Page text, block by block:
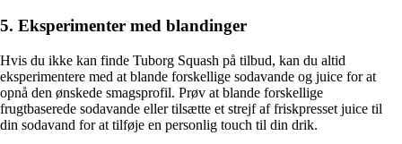
5. Eksperimenter med blandinger
Hvis du ikke kan finde Tuborg Squash på tilbud, kan du altid
eksperimentere med at blande forskellige sodavande og juice for at
opnå den ønskede smagsprofil. Prøv at blande forskellige
frugtbaserede sodavande eller tilsætte et strejf af friskpresset juice til
din sodavand for at tilføje en personlig touch til din drik.